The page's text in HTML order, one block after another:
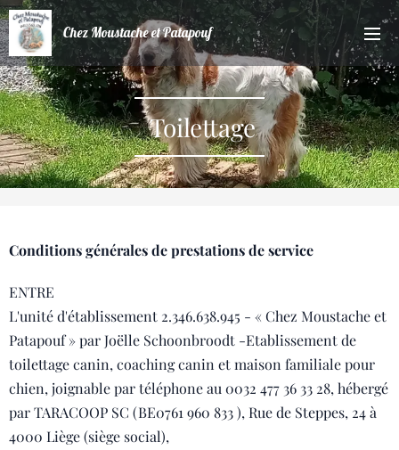
Chez Moustache et Patapouf
Toilettage
Conditions générales de prestations de service
ENTRE
L'unité d'établissement 2.346.638.945 - « Chez Moustache et
Patapouf » par Joëlle Schoonbroodt -Etablissement de
toilettage canin, coaching canin et maison familiale pour
chien, joignable par téléphone au 0032 477 36 33 28, hébergé
par TARACOOP SC (BE0761 960 833 ), Rue de Steppes, 24 à
4000 Liège (siège social),